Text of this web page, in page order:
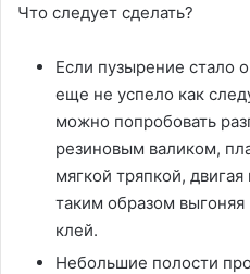
Что следует сделать?
Если пузырение стало
еще не успело как
можно попробовать
резиновым валиком,
мягкой тряпкой,
таким образом
клей.
Небольшие полости